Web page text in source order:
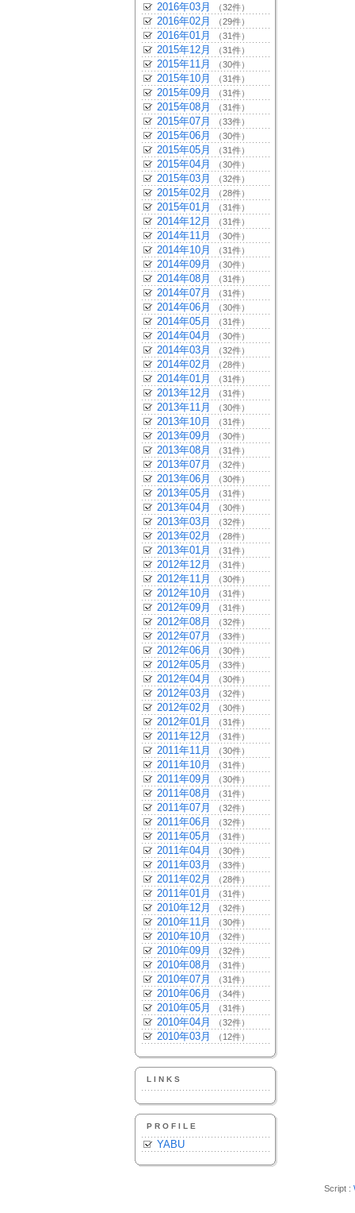
2016年03月 （32件）
2016年02月 （29件）
2016年01月 （31件）
2015年12月 （31件）
2015年11月 （30件）
2015年10月 （31件）
2015年09月 （31件）
2015年08月 （31件）
2015年07月 （33件）
2015年06月 （30件）
2015年05月 （31件）
2015年04月 （30件）
2015年03月 （32件）
2015年02月 （28件）
2015年01月 （31件）
2014年12月 （31件）
2014年11月 （30件）
2014年10月 （31件）
2014年09月 （30件）
2014年08月 （31件）
2014年07月 （31件）
2014年06月 （30件）
2014年05月 （31件）
2014年04月 （30件）
2014年03月 （32件）
2014年02月 （28件）
2014年01月 （31件）
2013年12月 （31件）
2013年11月 （30件）
2013年10月 （31件）
2013年09月 （30件）
2013年08月 （31件）
2013年07月 （32件）
2013年06月 （30件）
2013年05月 （31件）
2013年04月 （30件）
2013年03月 （32件）
2013年02月 （28件）
2013年01月 （31件）
2012年12月 （31件）
2012年11月 （30件）
2012年10月 （31件）
2012年09月 （31件）
2012年08月 （32件）
2012年07月 （33件）
2012年06月 （30件）
2012年05月 （33件）
2012年04月 （30件）
2012年03月 （32件）
2012年02月 （30件）
2012年01月 （31件）
2011年12月 （31件）
2011年11月 （30件）
2011年10月 （31件）
2011年09月 （30件）
2011年08月 （31件）
2011年07月 （32件）
2011年06月 （32件）
2011年05月 （31件）
2011年04月 （30件）
2011年03月 （33件）
2011年02月 （28件）
2011年01月 （31件）
2010年12月 （32件）
2010年11月 （30件）
2010年10月 （32件）
2010年09月 （32件）
2010年08月 （31件）
2010年07月 （31件）
2010年06月 （34件）
2010年05月 （31件）
2010年04月 （32件）
2010年03月 （12件）
LINKS
PROFILE
YABU
Script :